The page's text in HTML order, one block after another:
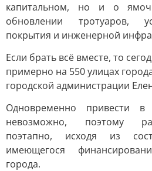
капитальном, но и о
обновлении тротуаров,
покрытия и инженерной
Если брать всё вместе, то
примерно на 550 улицах
городской администрации
Одновременно привести
невозможно, поэтому
поэтапно, исходя из
имеющегося
города.